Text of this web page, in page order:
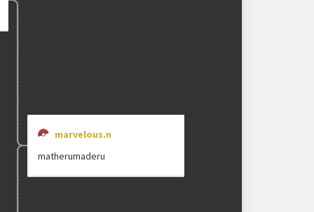
marvelous.n
matherumaderu